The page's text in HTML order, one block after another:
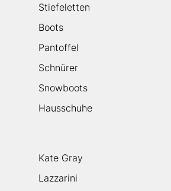
Stiefeletten
Boots
Pantoffel
Schnürer
Snowboots
Hausschuhe
Kate Gray
Lazzarini